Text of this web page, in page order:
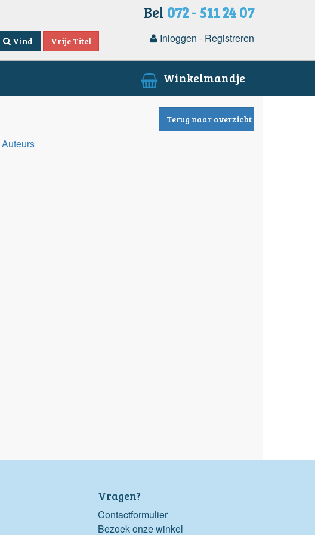
Bel 072 - 511 24 07
Vind Vrije Titel Inloggen - Registreren
Winkelmandje
Terug naar overzicht
Auteurs
Vragen?
Contactformulier
Bezoek onze winkel